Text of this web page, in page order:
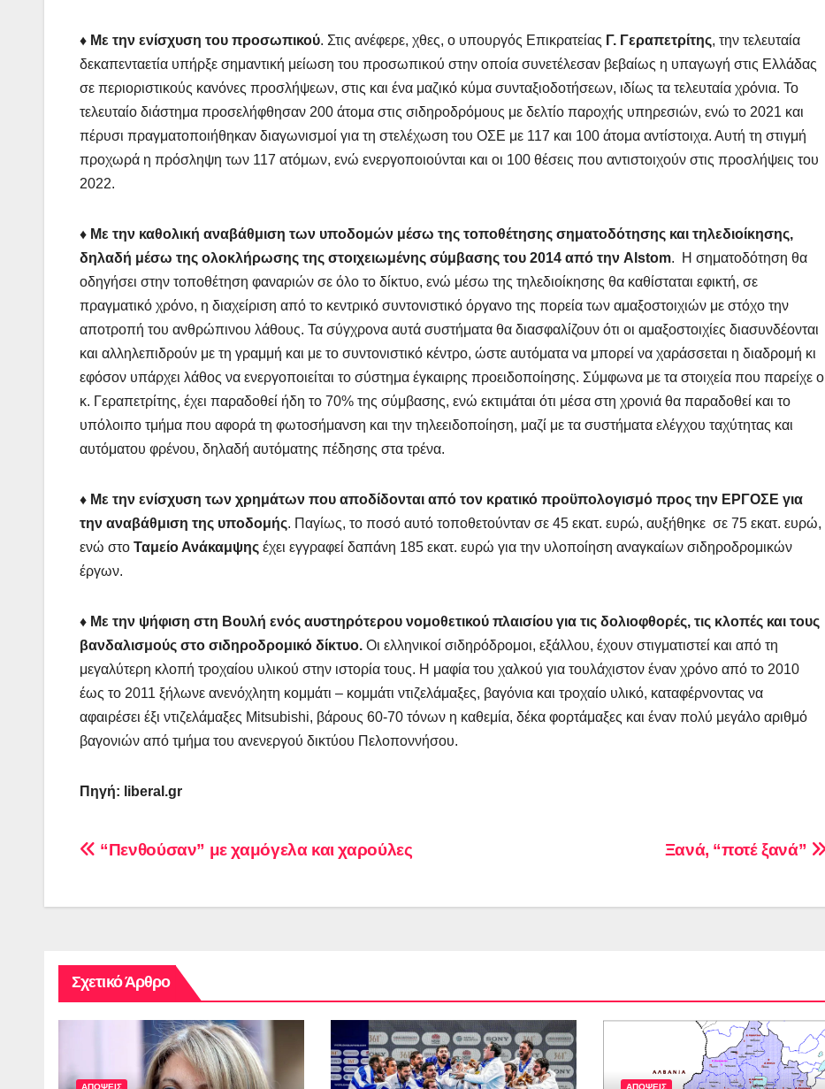
♦ Με την ενίσχυση του προσωπικού. Στις ανέφερε, χθες, ο υπουργός Επικρατείας Γ. Γεραπετρίτης, την τελευταία
δεκαπενταετία υπήρξε σημαντική μείωση του προσωπικού στην οποία συνετέλεσαν βεβαίως η υπαγωγή στις Ελλάδας
σε περιοριστικούς κανόνες προσλήψεων, στις και ένα μαζικό κύμα συνταξιοδοτήσεων, ιδίως τα τελευταία χρόνια. Το
τελευταίο διάστημα προσελήφθησαν 200 άτομα στις σιδηροδρόμους με δελτίο παροχής υπηρεσιών, ενώ το 2021 και
πέρυσι πραγματοποιήθηκαν διαγωνισμοί για τη στελέχωση του ΟΣΕ με 117 και 100 άτομα αντίστοιχα. Αυτή τη στιγμή
προχωρά η πρόσληψη των 117 ατόμων, ενώ ενεργοποιούνται και οι 100 θέσεις που αντιστοιχούν στις προσλήψεις του
2022.
♦ Με την καθολική αναβάθμιση των υποδομών μέσω της τοποθέτησης σηματοδότησης και τηλεδιοίκησης,
δηλαδή μέσω της ολοκλήρωσης της στοιχειωμένης σύμβασης του 2014 από την Alstom. Η σηματοδότηση θα
οδηγήσει στην τοποθέτηση φαναριών σε όλο το δίκτυο, ενώ μέσω της τηλεδιοίκησης θα καθίσταται εφικτή, σε
πραγματικό χρόνο, η διαχείριση από το κεντρικό συντονιστικό όργανο της πορεία των αμαξοστοιχιών με στόχο την
αποτροπή του ανθρώπινου λάθους. Τα σύγχρονα αυτά συστήματα θα διασφαλίζουν ότι οι αμαξοστοιχίες διασυνδέονται
και αλληλεπιδρούν με τη γραμμή και με το συντονιστικό κέντρο, ώστε αυτόματα να μπορεί να χαράσσεται η διαδρομή κι
εφόσον υπάρχει λάθος να ενεργοποιείται το σύστημα έγκαιρης προειδοποίησης. Σύμφωνα με τα στοιχεία που παρείχε ο
κ. Γεραπετρίτης, έχει παραδοθεί ήδη το 70% της σύμβασης, ενώ εκτιμάται ότι μέσα στη χρονιά θα παραδοθεί και το
υπόλοιπο τμήμα που αφορά τη φωτοσήμανση και την τηλεειδοποίηση, μαζί με τα συστήματα ελέγχου ταχύτητας και
αυτόματου φρένου, δηλαδή αυτόματης πέδησης στα τρένα.
♦ Με την ενίσχυση των χρημάτων που αποδίδονται από τον κρατικό προϋπολογισμό προς την ΕΡΓΟΣΕ για
την αναβάθμιση της υποδομής. Παγίως, το ποσό αυτό τοποθετούνταν σε 45 εκατ. ευρώ, αυξήθηκε σε 75 εκατ. ευρώ,
ενώ στο Ταμείο Ανάκαμψης έχει εγγραφεί δαπάνη 185 εκατ. ευρώ για την υλοποίηση αναγκαίων σιδηροδρομικών
έργων.
♦ Με την ψήφιση στη Βουλή ενός αυστηρότερου νομοθετικού πλαισίου για τις δολιοφθορές, τις κλοπές και τους
βανδαλισμούς στο σιδηροδρομικό δίκτυο. Οι ελληνικοί σιδηρόδρομοι, εξάλλου, έχουν στιγματιστεί και από τη
μεγαλύτερη κλοπή τροχαίου υλικού στην ιστορία τους. Η μαφία του χαλκού για τουλάχιστον έναν χρόνο από το 2010
έως το 2011 ξήλωνε ανενόχλητη κομμάτι – κομμάτι ντιζελάμαξες, βαγόνια και τροχαίο υλικό, καταφέρνοντας να
αφαιρέσει έξι ντιζελάμαξες Mitsubishi, βάρους 60-70 τόνων η καθεμία, δέκα φορτάμαξες και έναν πολύ μεγάλο αριθμό
βαγονιών από τμήμα του ανενεργού δικτύου Πελοποννήσου.
Πηγή: liberal .gr
Πλοήγηση
Ξανά, “ποτέ ξανά”
“Πενθούσαν” με χαμόγελα και χαρούλες
Σχετικό Άρθρο
ΑΠΟΨΕΙΣ ΑΠΟΨΕΙΣ